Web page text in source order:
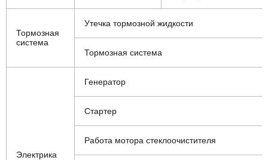
Тормозная
система
Утечка тормозной жидкости
Тормозная система
Электрика
Генератор
Стартер
Работа мотора стеклоочистителя